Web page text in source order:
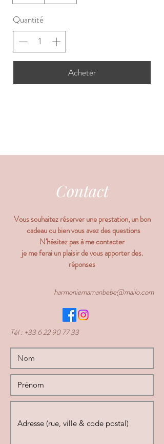
Quantité
Acheter
Contact
Vous souhaitez réserver une prestation, un bon
cadeau ou bien vous avez des questions
N'hésitez pas à me contacter
.je me ferai un plaisir de vous apporter des
réponses
harmoniemamanbebe@mailo.com
Tél : +33 6 22 90 77 33